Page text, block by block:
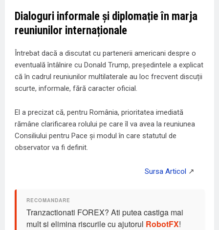
Dialoguri informale și diplomație în marja
reuniunilor internaționale
Întrebat dacă a discutat cu partenerii americani despre o
eventuală întâlnire cu Donald Trump, președintele a explicat
că în cadrul reuniunilor multilaterale au loc frecvent discuții
scurte, informale, fără caracter oficial.
El a precizat că, pentru România, prioritatea imediată
rămâne clarificarea rolului pe care îl va avea la reuniunea
Consiliului pentru Pace și modul în care statutul de
observator va fi definit.
Tranzactionati FOREX? Ati putea castiga mai
mult si elimina riscurile cu ajutorul RobotFX!